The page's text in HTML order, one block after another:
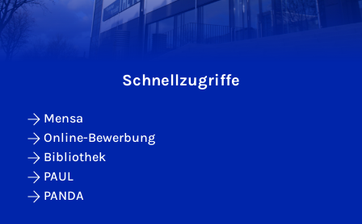
Schnellzugriffe
Mensa
Online-Bewerbung
Bibliothek
PAUL
PANDA